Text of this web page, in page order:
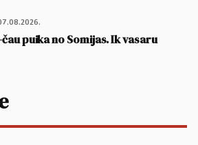
puika no Somijas. Ik vasaru